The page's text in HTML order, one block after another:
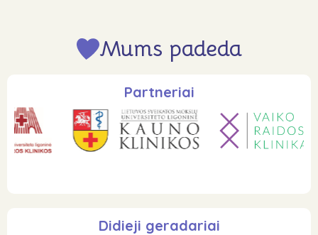
Mums padeda
Partneriai
Didieji geradariai